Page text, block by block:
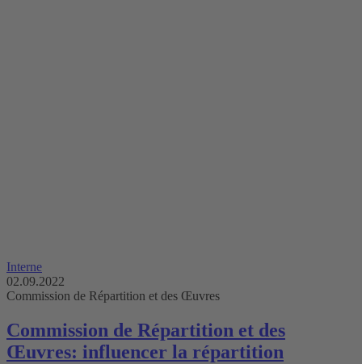
Interne
02.09.2022
Commission de Répartition et des Œuvres
Commission de Répartition et des
Œuvres: influencer la répartition